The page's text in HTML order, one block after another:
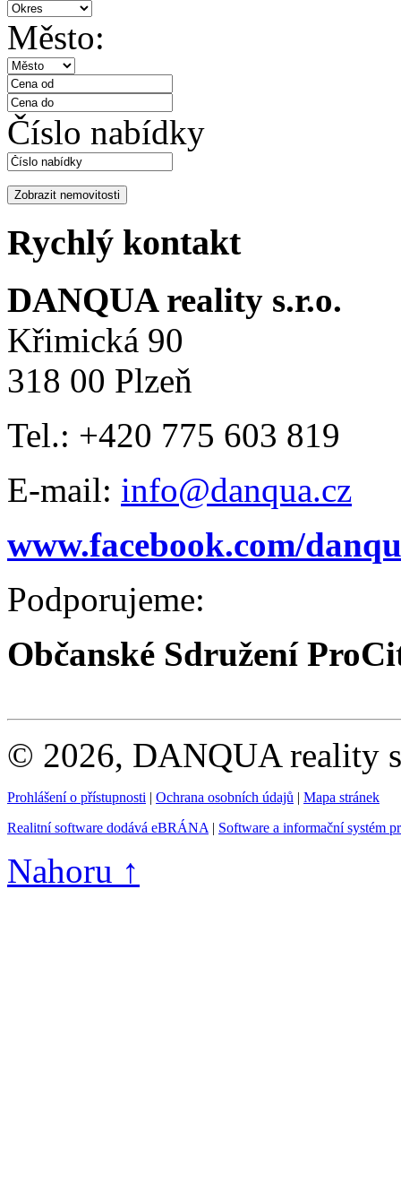
Město:
Číslo nabídky
Rychlý kontakt
DANQUA reality s.r.o.
Křimická 90
318 00 Plzeň
Tel.: +420 775 603 819
E-mail: info@danqua.cz
www.facebook.com/
Podporujeme:
Občanské Sdružení
© 2026, DANQUA reality
Prohlášení o přístupnosti | Ochrana osobních údajů | Mapa stránek
Realitní software dodává eBRÁNA| Software a informační systém
Nahoru ↑